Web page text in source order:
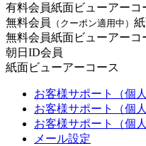
有料会員紙面ビューアーコ
無料会員
（クーポン適用中）
無料会員紙面ビューアーコ
朝日ID会員
紙面ビューアーコース
お客様サポート（個人
お客様サポート（個人
お客様サポート（個人
メール設定